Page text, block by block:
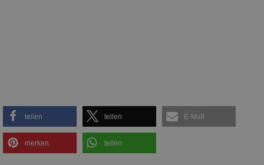
teilen teilen E-Mail
merken teilen